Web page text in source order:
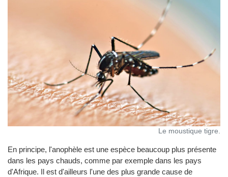
Le moustique tigre.
En principe, l'anophèle est une espèce beaucoup plus présente
dans les pays chauds, comme par exemple dans les pays
d'Afrique. Il est d'ailleurs l'une des plus grande cause de